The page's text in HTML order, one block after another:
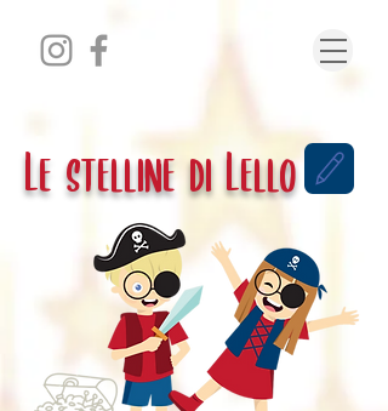
Le stelline di Lello